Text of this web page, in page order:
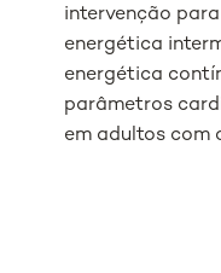
intervenção
energética
energética
parâmetros
em adultos com